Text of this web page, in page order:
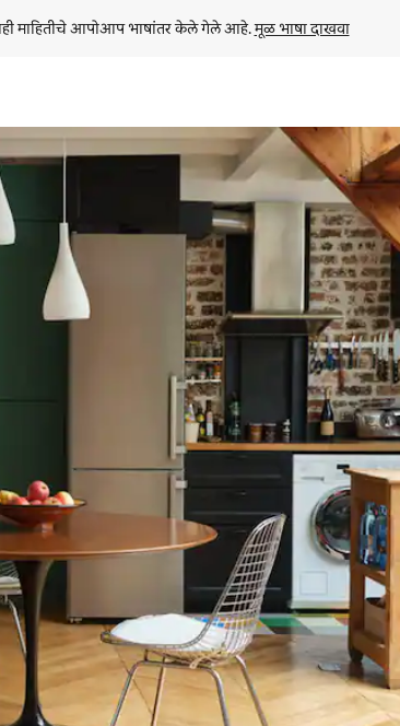
माहितीचे आपोआप भाषांतर केले गेले आहे. मूळ भाषा दाखवा
करा किंवा स्पर्शाने स्वाइप जेश्चर्स वापरून एक्सप्लोर करा.